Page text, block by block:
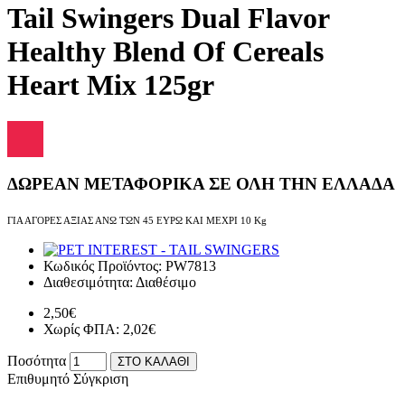
Tail Swingers Dual Flavor
Healthy Blend Of Cereals
Heart Mix 125gr
ΔΩΡΕΑΝ ΜΕΤΑΦΟΡΙΚΑ ΣΕ ΟΛΗ ΤΗΝ ΕΛΛΑΔΑ
ΓΙΑ ΑΓΟΡΕΣ ΑΞΙΑΣ ΑΝΩ ΤΩΝ 45 ΕΥΡΩ ΚΑΙ ΜΕΧΡΙ 10 Kg
Κωδικός Προϊόντος: PW7813
Διαθεσιμότητα: Διαθέσιμο
2,50€
Χωρίς ΦΠΑ: 2,02€
Ποσότητα ΣΤΟ ΚΑΛΑΘΙ
Επιθυμητό Σύγκριση